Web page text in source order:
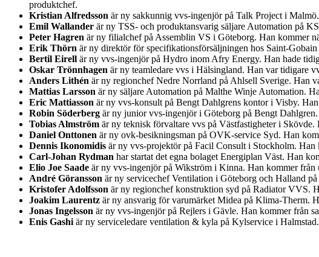
produktchef.
Kristian Alfredsson är ny sakkunnig vvs-ingenjör på Talk Project i
Emil Wallander är ny TSS- och produktansvarig säljare Automation på
Peter Hagren är ny filialchef på Assemblin VS i Göteborg. Han kommer
Erik Thörn är ny direktör för specifikationsförsäljningen hos Saint-
Bertil Eirell är ny vvs-ingenjör på Hydro inom Afry Energy. Han hade
Oskar Trönnhagen är ny teamledare vvs i Hälsingland. Han var tidigare
Anders Lithén är ny regionchef Nedre Norrland på Ahlsell Sverige. Han
Mattias Larsson är ny säljare Automation på Malthe Winje Automation.
Eric Mattiasson är ny vvs-konsult på Bengt Dahlgrens kontor i Visby.
Robin Söderberg är ny junior vvs-ingenjör i Göteborg på Bengt
Tobias Almström är ny teknisk förvaltare vvs på Västfastigheter i
Daniel Onttonen är ny ovk-besikningsman på OVK-service Syd. Han
Dennis Ikonomidis är ny vvs-projektör på Facil Consult i Stockholm.
Carl-Johan Rydman har startat det egna bolaget Energiplan Väst. Han
Elio Joe Saade är ny vvs-ingenjör på Wikström i Kinna. Han kommer från
André Göransson är ny servicechef Ventilation i Göteborg och Halland
Kristofer Adolfsson är ny regionchef konstruktion syd på Radiator VVS.
Joakim Laurentz är ny ansvarig för varumärket Midea på Klima-Therm.
Jonas Ingelsson är ny vvs-ingenjör på Rejlers i Gävle. Han kommer från
Enis Gashiär ny serviceledare ventilation & kyla på Kylservice i Halmstad.